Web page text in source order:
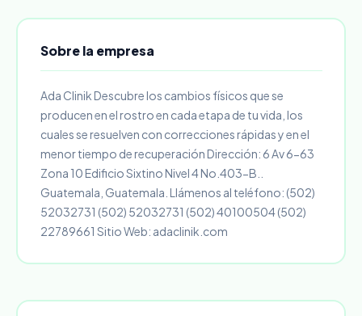
Sobre la empresa
Ada Clinik Descubre los cambios físicos que se
producen en el rostro en cada etapa de tu vida, los
cuales se resuelven con correcciones rápidas y en el
menor tiempo de recuperación Dirección: 6 Av 6-63
Zona 10 Edificio Sixtino Nivel 4 No.403-B..
Guatemala, Guatemala. Llámenos al teléfono: (502)
52032731 (502) 52032731 (502) 40100504 (502)
22789661 Sitio Web: adaclinik.com